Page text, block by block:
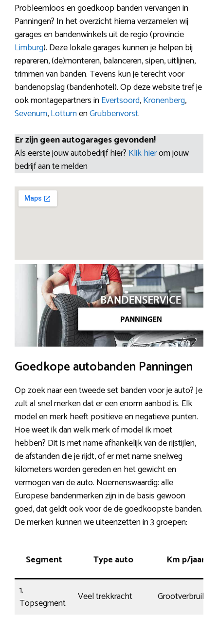
Probleemloos en goedkoop banden vervangen in
Panningen? In het overzicht hierna verzamelen wij
garages en bandenwinkels uit de regio (provincie
Limburg). Deze lokale garages kunnen je helpen bij
repareren, (de)monteren, balanceren, sipen, uitlijnen,
trimmen van banden. Tevens kun je terecht voor
bandenopslag (bandenhotel). Op deze website tref je
ook montagepartners inEvertsoord,Kronenberg,
Sevenum,LottumenGrubbenvorst.
Er zijn geen autogarages gevonden!
Als eerste jouw autobedrijf hier? Klik hierom jouw
bedrijf aan te melden
Goedkope autobanden Panningen
Op zoek naar een tweede set banden voor je auto? Je
zult al snel merken dat er een enorm aanbod is. Elk
model en merk heeft positieve en negatieve punten.
Hoe weet ik dan welk merk of model ik moet
hebben? Dit is met name afhankelijk van de rijstijlen,
de afstanden die je rijdt, of er met name snelweg
kilometers worden gereden en het gewicht en
vermogen van de auto. Noemenswaardig: alle
Europese bandenmerken zijn in de basis gewoon
goed, dat geldt ook voor de de goedkoopste banden.
De merken kunnen we uiteenzetten in 3 groepen:
Segment Type auto Km p/jaar
1.
Topsegment
Veel trekkracht Grootverbruiker